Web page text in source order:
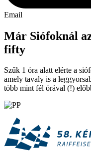
Email
Már Siófoknál
fifty
Szűk 1 óra alatt elérte a
amely tavaly is a
több mint fél órával (!)